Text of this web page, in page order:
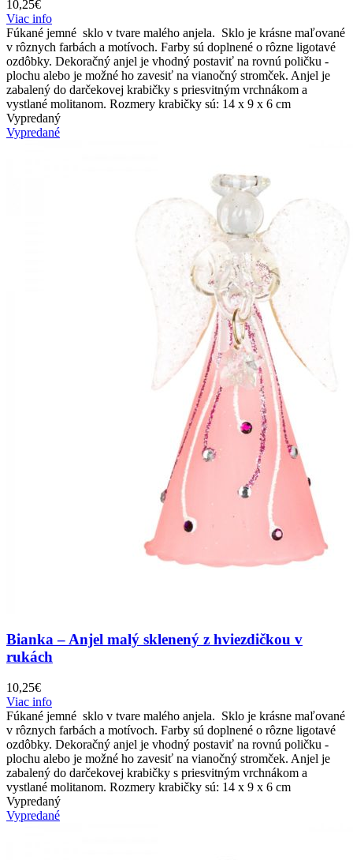
10,25€
Viac info
Fúkané jemné sklo v tvare malého anjela. Sklo je krásne maľované
v rôznych farbách a motívoch. Farby sú doplnené o rôzne ligotavé
ozdôbky. Dekoračný anjel je vhodný postaviť na rovnú poličku -
plochu alebo je možné ho zavesiť na vianočný stromček. Anjel je
zabalený do darčekovej krabičky s priesvitným vrchnákom a
vystlané molitanom. Rozmery krabičky sú: 14 x 9 x 6 cm
Vypredaný
Vypredané
Bianka – Anjel malý sklenený z hviezdičkou v
rukách
10,25€
Viac info
Fúkané jemné sklo v tvare malého anjela. Sklo je krásne maľované
v rôznych farbách a motívoch. Farby sú doplnené o rôzne ligotavé
ozdôbky. Dekoračný anjel je vhodný postaviť na rovnú poličku -
plochu alebo je možné ho zavesiť na vianočný stromček. Anjel je
zabalený do darčekovej krabičky s priesvitným vrchnákom a
vystlané molitanom. Rozmery krabičky sú: 14 x 9 x 6 cm
Vypredaný
Vypredané